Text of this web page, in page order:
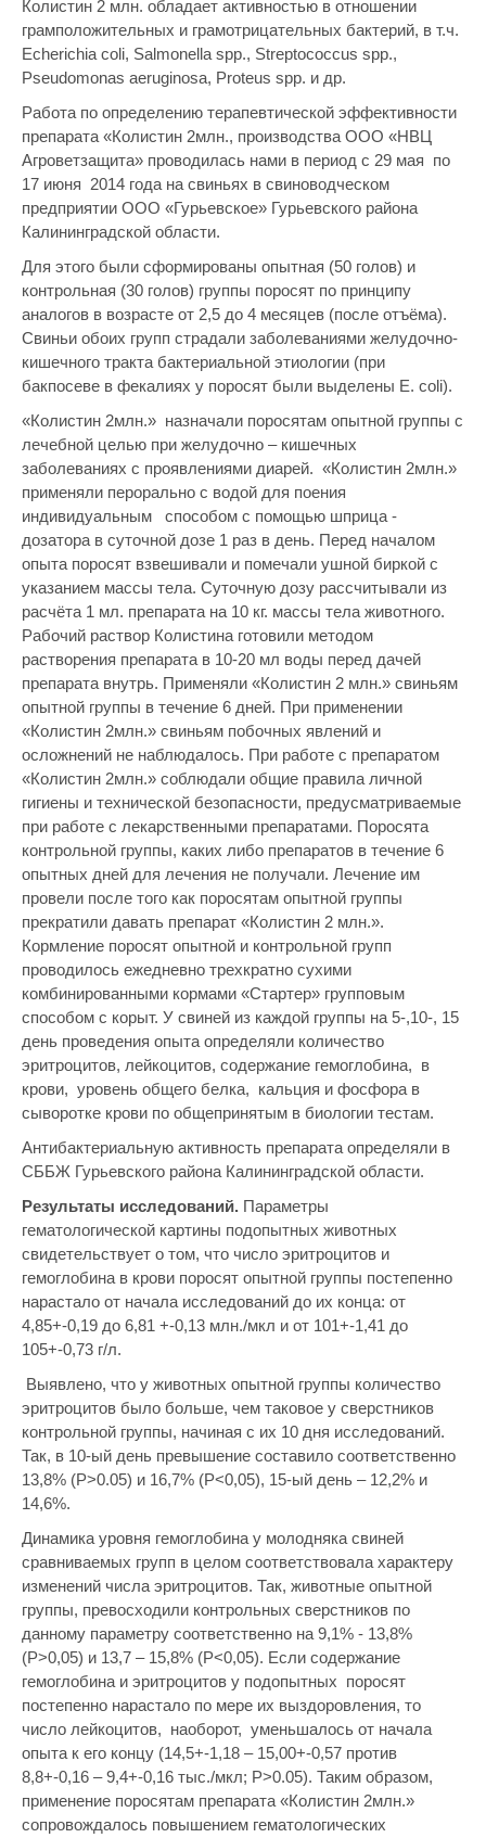
Колистин 2 млн. обладает активностью в отношении
грамположительных и грамотрицательных бактерий, в т.ч.
Echerichia coli, Salmonella spp., Streptococcus spp.,
Pseudomonas aeruginosa, Proteus spp. и др.
Работа по определению терапевтической эффективности
препарата «Колистин 2млн., производства ООО «НВЦ
Агроветзащита» проводилась нами в период с 29 мая по
17 июня 2014 года на свиньях в свиноводческом
предприятии ООО «Гурьевское» Гурьевского района
Калининградской области.
Для этого были сформированы опытная (50 голов) и
контрольная (30 голов) группы поросят по принципу
аналогов в возрасте от 2,5 до 4 месяцев (после отъёма).
Свиньи обоих групп страдали заболеваниями желудочно-
кишечного тракта бактериальной этиологии (при
бакпосеве в фекалиях у поросят были выделены E. coli).
«Колистин 2млн.» назначали поросятам опытной группы с
лечебной целью при желудочно – кишечных
заболеваниях с проявлениями диарей. «Колистин 2млн.»
применяли перорально с водой для поения
индивидуальным способом с помощью шприца -
дозатора в суточной дозе 1 раз в день. Перед началом
опыта поросят взвешивали и помечали ушной биркой с
указанием массы тела. Суточную дозу рассчитывали из
расчёта 1 мл. препарата на 10 кг. массы тела животного.
Рабочий раствор Колистина готовили методом
растворения препарата в 10-20 мл воды перед дачей
препарата внутрь. Применяли «Колистин 2 млн.» свиньям
опытной группы в течение 6 дней. При применении
«Колистин 2млн.» свиньям побочных явлений и
осложнений не наблюдалось. При работе с препаратом
«Колистин 2млн.» соблюдали общие правила личной
гигиены и технической безопасности, предусматриваемые
при работе с лекарственными препаратами. Поросята
контрольной группы, каких либо препаратов в течение 6
опытных дней для лечения не получали. Лечение им
провели после того как поросятам опытной группы
прекратили давать препарат «Колистин 2 млн.».
Кормление поросят опытной и контрольной групп
проводилось ежедневно трехкратно сухими
комбинированными кормами «Стартер» групповым
способом с корыт. У свиней из каждой группы на 5-,10-, 15
день проведения опыта определяли количество
эритроцитов, лейкоцитов, содержание гемоглобина, в
крови, уровень общего белка, кальция и фосфора в
сыворотке крови по общепринятым в биологии тестам.
Антибактериальную активность препарата определяли в
СББЖ Гурьевского района Калининградской области.
Результаты исследований. Параметры
гематологической картины подопытных животных
свидетельствует о том, что число эритроцитов и
гемоглобина в крови поросят опытной группы постепенно
нарастало от начала исследований до их конца: от
4,85+-0,19 до 6,81 +-0,13 млн./мкл и от 101+-1,41 до
105+-0,73 г/л.
Выявлено, что у животных опытной группы количество
эритроцитов было больше, чем таковое у сверстников
контрольной группы, начиная с их 10 дня исследований.
Так, в 10-ый день превышение составило соответственно
13,8% (Р>0.05) и 16,7% (P<0,05), 15-ый день – 12,2% и
14,6%.
Динамика уровня гемоглобина у молодняка свиней
сравниваемых групп в целом соответствовала характеру
изменений числа эритроцитов. Так, животные опытной
группы, превосходили контрольных сверстников по
данному параметру соответственно на 9,1% - 13,8%
(Р>0,05) и 13,7 – 15,8% (Р<0,05). Если содержание
гемоглобина и эритроцитов у подопытных поросят
постепенно нарастало по мере их выздоровления, то
число лейкоцитов, наоборот, уменьшалось от начала
опыта к его концу (14,5+-1,18 – 15,00+-0,57 против
8,8+-0,16 – 9,4+-0,16 тыс./мкл; Р>0.05). Таким образом,
применение поросятам препарата «Колистин 2млн.»
сопровождалось повышением гематологических